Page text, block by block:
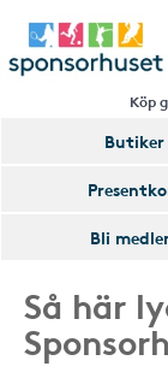
Köp
Butiker
Bli
Så här